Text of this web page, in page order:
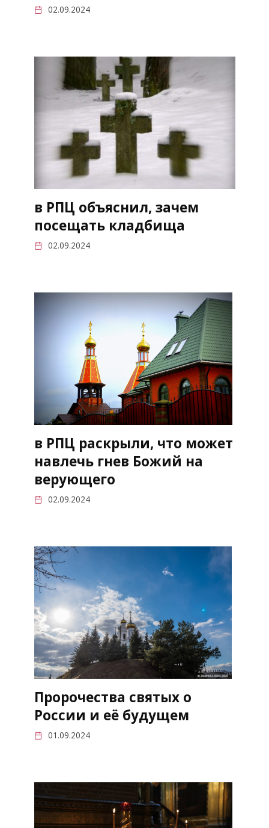
02.09.2024
в РПЦ объяснил, зачем
посещать кладбища
02.09.2024
в РПЦ раскрыли, что может
навлечь гнев Божий на
верующего
02.09.2024
Пророчества святых о
России и её будущем
01.09.2024